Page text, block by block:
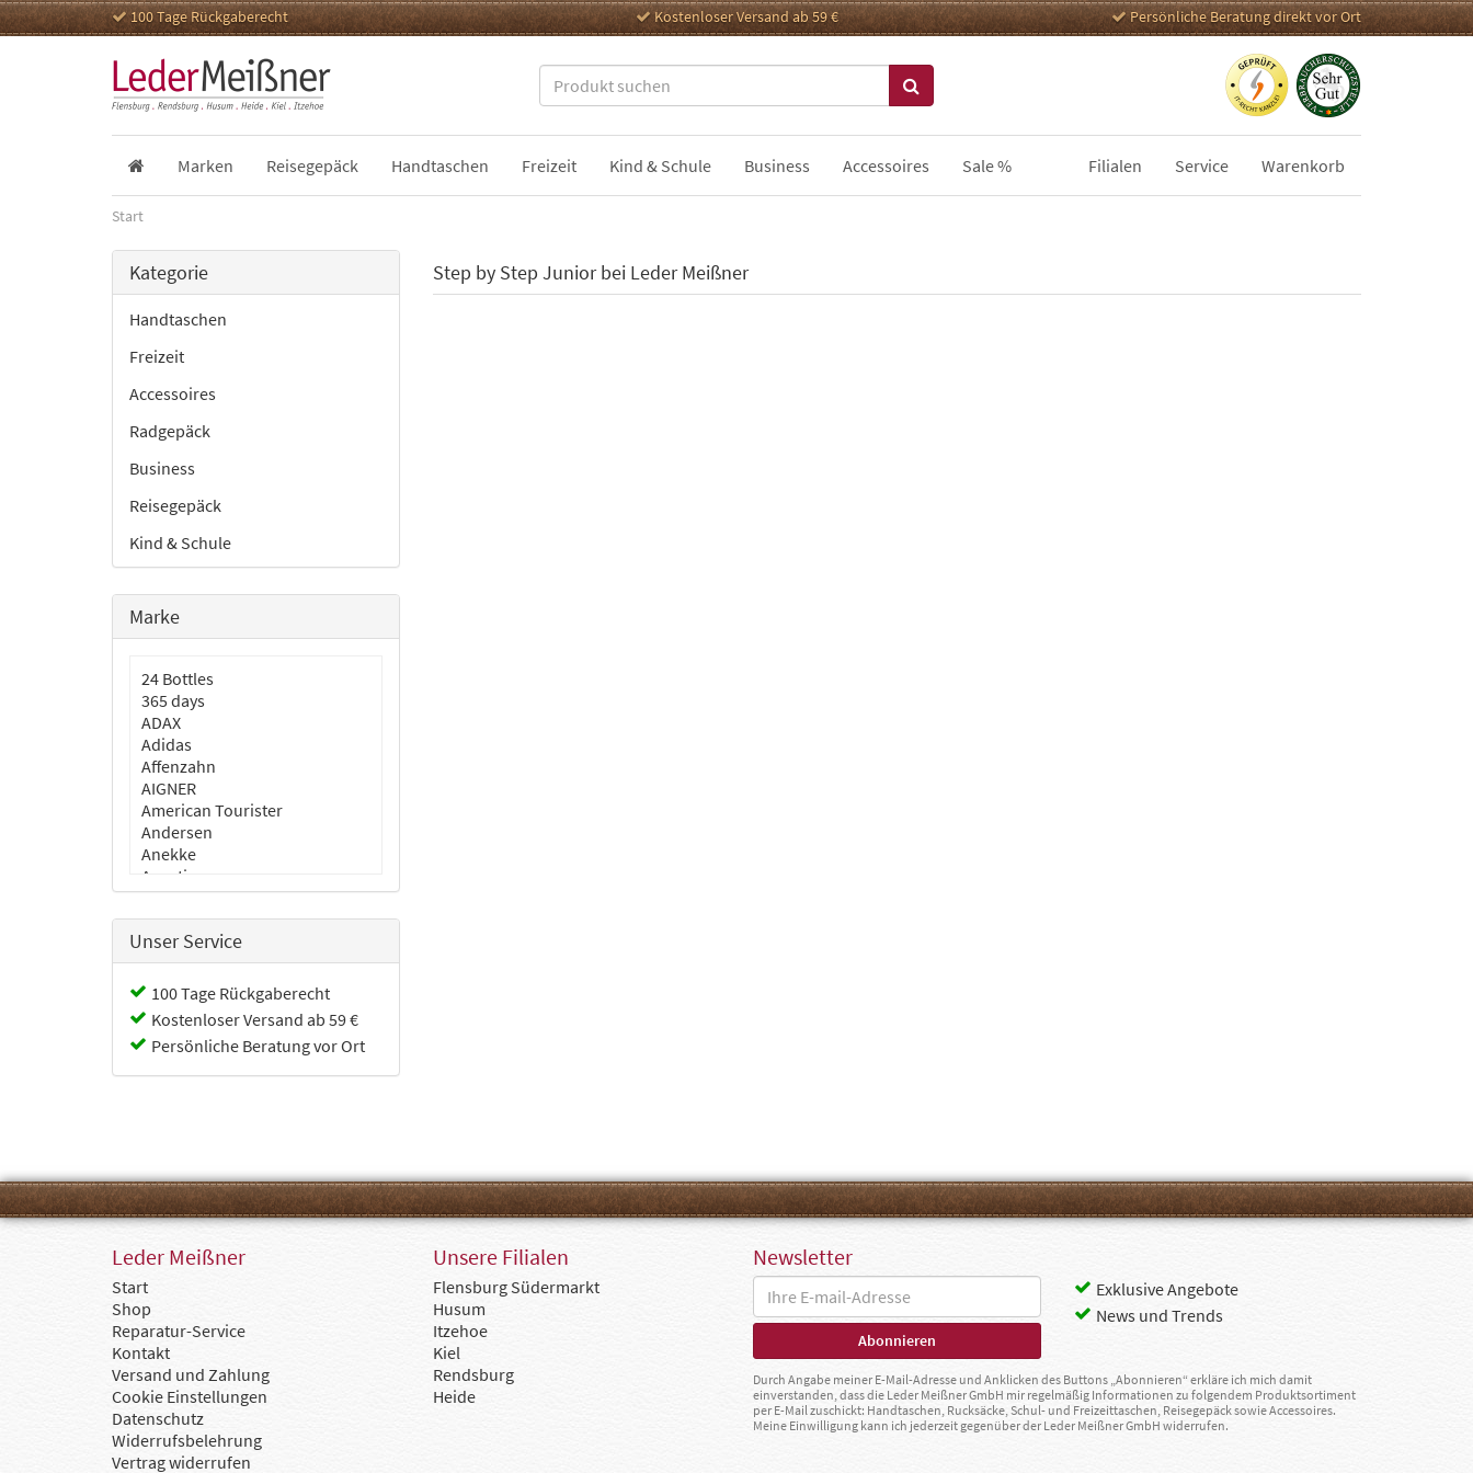
100 Tage Rückgaberecht Kostenloser Versand ab 59 € Persönliche Beratung direkt vor Ort
Marken Reisegepäck Handtaschen Freizeit Kind & Schule Business Accessoires Sale % Filialen Service Warenkorb
Start
Kategorie
Handtaschen
Freizeit
Accessoires
Radgepäck
Business
Reisegepäck
Kind & Schule
Marke
24 Bottles
365 days
ADAX
Adidas
Affenzahn
AIGNER
American Tourister
Andersen
Anekke
Aporti
aunts & uncles
BLACKBEAT
Burkely
Cabaia
Cabin Zero
Camel
Capriccio
Chesterfield
Chipolo
Doppler
dugros
Eoto
Ergobag
Fabrizio
Fjällräven
Flanigan
Flynka
Gerry Weber
Golden Head
Goldline
GOT BAG
Götz
Guess
Unser Service
100 Tage Rückgaberecht
Kostenloser Versand ab 59 €
Persönliche Beratung vor Ort
Step by Step Junior bei Leder Meißner
Leder Meißner
Start
Shop
Reparatur-Service
Kontakt
Versand und Zahlung
Cookie Einstellungen
Datenschutz
Widerrufsbelehrung
Vertrag widerrufen
Unsere Filialen
Flensburg Südermarkt
Husum
Itzehoe
Kiel
Rendsburg
Heide
Newsletter
Exklusive Angebote
News und Trends
Durch Angabe meiner E-Mail-Adresse und Anklicken des Buttons „Abonnieren“ erkläre ich mich damit
einverstanden, dass die Leder Meißner GmbH mir regelmäßig Informationen zu folgendem Produktsortiment
per E-Mail zuschickt: Handtaschen, Rucksäcke, Schul- und Freizeittaschen, Reisegepäck sowie Accessoires.
Meine Einwilligung kann ich jederzeit gegenüber der Leder Meißner GmbH widerrufen.